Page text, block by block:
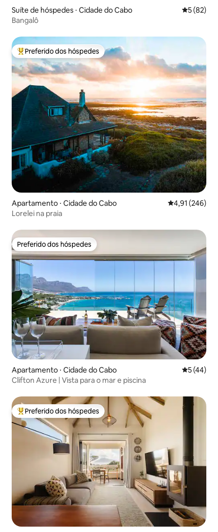
Suíte de hóspedes ⋅ Cidade do Cabo 5 de uma
5 (82)
Bangalô
Entre os melhores preferidos dos hóspedes
Preferido dos hóspedes
Apartamento ⋅ Cidade do Cabo 4,91 de uma
4,91 (246)
Lorelei na praia
Preferido dos hóspedes
Preferido dos hóspedes
Apartamento ⋅ Cidade do Cabo 5 de uma
5 (44)
Clifton Azure | Vista para o mar e piscina
Entre os melhores preferidos dos hóspedes
Preferido dos hóspedes